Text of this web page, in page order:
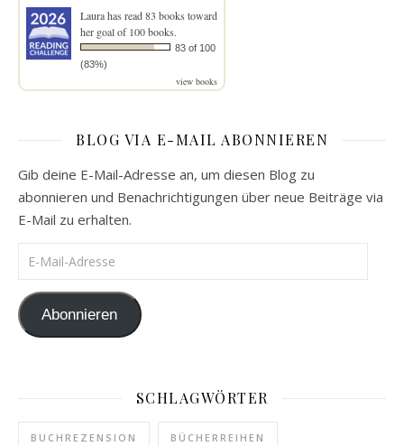
Laurahas read 83 books toward
her goal of 100 books.
83 of 100
(83%)
view books
BLOG VIA E-MAIL ABONNIEREN
Gib deine E-Mail-Adresse an, um diesen Blog zu
abonnieren und Benachrichtigungen über neue Beiträge via
E-Mail zu erhalten.
E-Mail-Adresse
Abonnieren
SCHLAGWÖRTER
BUCHREZENSION BÜCHERREIHEN